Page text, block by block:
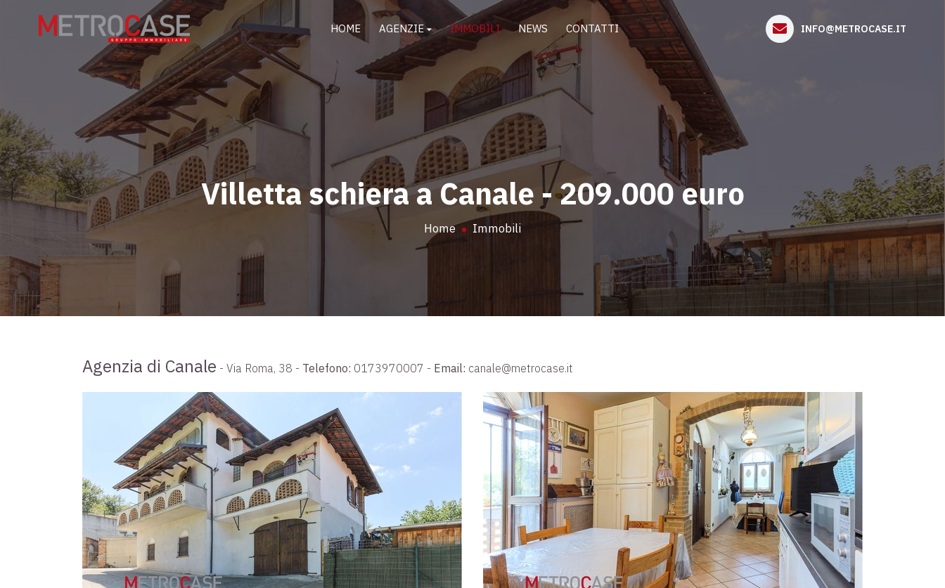
HOME AGENZIE IMMOBILI NEWS CONTATTI INFO@METROCASE.IT
Villetta schiera a Canale - 209.000 euro
Home Immobili
Agenzia di Canale - Via Roma, 38 - Telefono: 0173970007 - Email: canale@metrocase.it